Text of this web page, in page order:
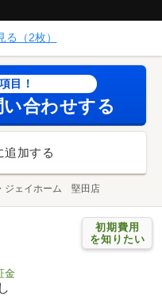
（2枚）
目！
合わせする
追加する
ジェイホーム 堅田店
初期費用
を知りたい
金